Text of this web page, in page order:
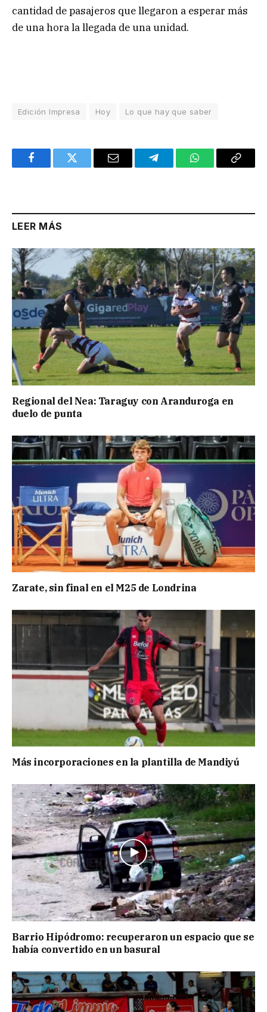
cantidad de pasajeros que llegaron a esperar más
de una hora la llegada de una unidad.
Edición Impresa Hoy Lo que hay que saber
FacebookTwitter Email TelegramWhatsAppCopy
LEER MÁS
Regional del Nea: Taraguy con Aranduroga en
duelo de punta
Zarate, sin final en el M25 de Londrina
Más incorporaciones en la plantilla de Mandiyú
Barrio Hipódromo: recuperaron un espacio que se
había convertido en un basural